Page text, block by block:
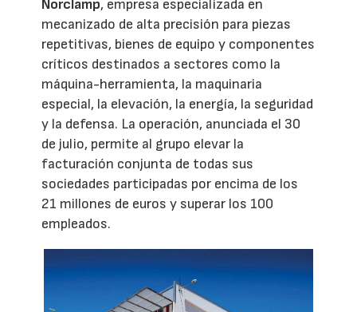
Norclamp, empresa especializada en
mecanizado de alta precisión para piezas
repetitivas, bienes de equipo y componentes
críticos destinados a sectores como la
máquina-herramienta, la maquinaria
especial, la elevación, la energía, la seguridad
y la defensa. La operación, anunciada el 30
de julio, permite al grupo elevar la
facturación conjunta de todas sus
sociedades participadas por encima de los
21 millones de euros y superar los 100
empleados.